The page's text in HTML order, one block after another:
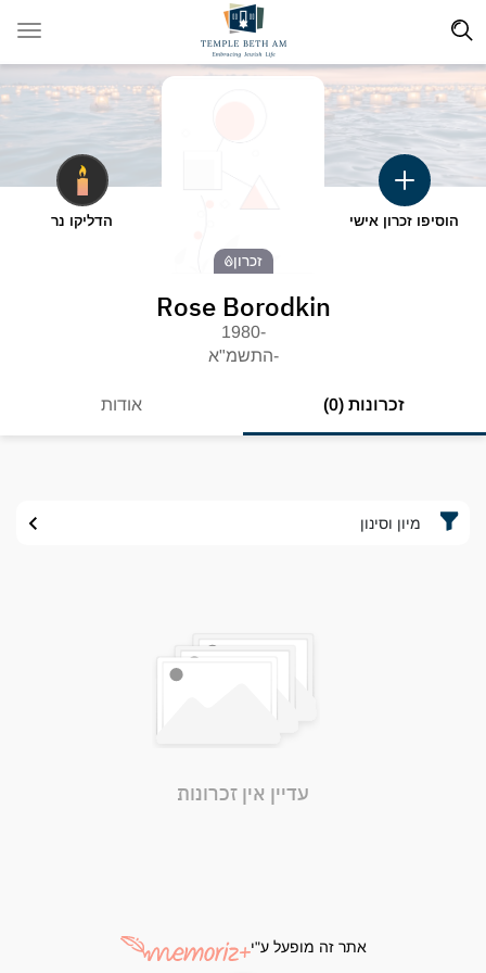
הוסיפו זכרון אישי
זכרון
הדליקו נר
Rose Borodkin
-1980
-התשמ"א
זכרונות (0) אודות
מיון וסינון
עדיין אין זכרונות
אתר זה מופעל ע"י